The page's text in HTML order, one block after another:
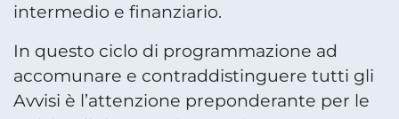
intermedio e finanziario.
In questo ciclo di programmazione ad
accomunare e contraddistinguere tutti gli
Avvisi è l’attenzione preponderante per le